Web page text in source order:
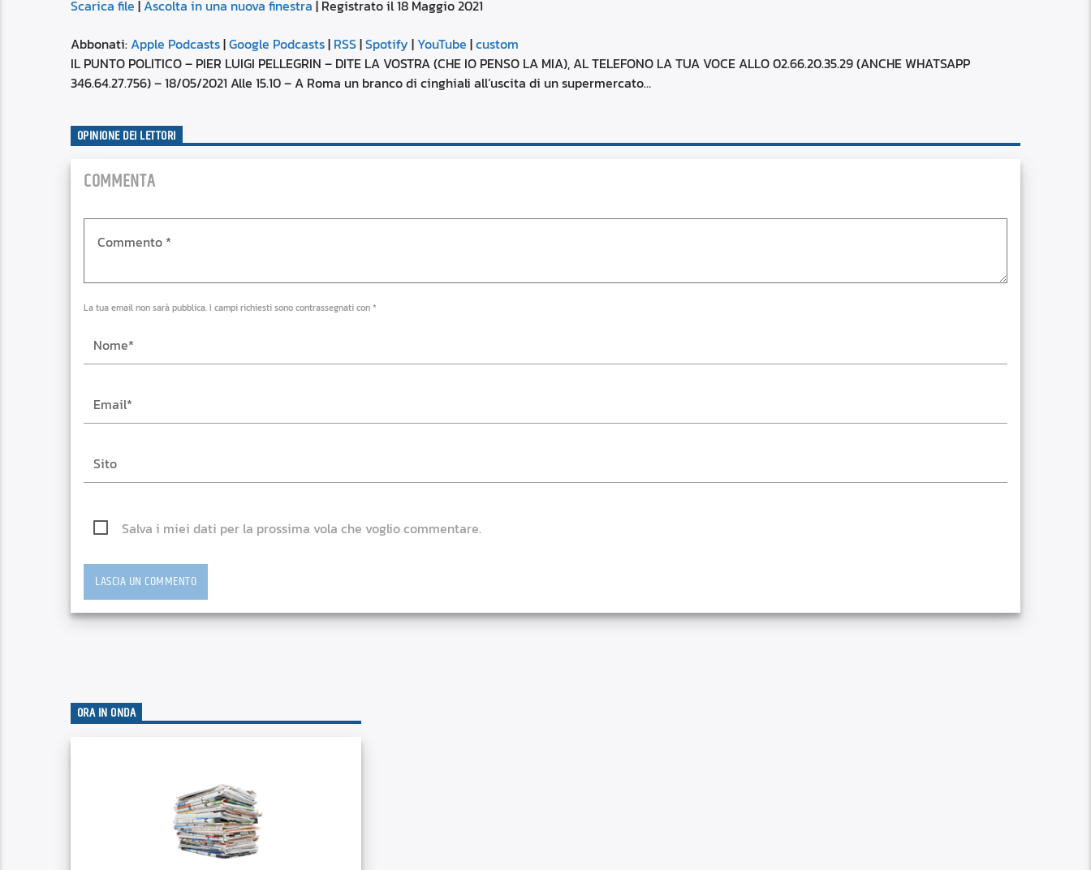
volume.
SUBSCRIBE SHARE
Spotify
LINK
EMBED
Scarica file |Ascolta in una nuova finestra | Registrato il 18 Maggio 2021
Abbonati:Apple Podcasts|Google Podcasts| RSS|Spotify | YouTube |custom
IL PUNTO POLITICO – PIER LUIGI PELLEGRIN – DITE LA VOSTRA (CHE IO PENSO LA MIA), AL TELEFONO LA TUA VOCE ALLO 02.66.20.35.29 (ANCHE WHATSAPP
346.64.27.756) – 18/05/2021 Alle 15.10 – A Roma un branco di cinghiali all’uscita di un supermercato…
OPINIONE DEI LETTORI
COMMENTA
La tua email non sarà pubblica. I campi richiesti sono contrassegnati con *
Salva i miei dati per la prossima vola che voglio commentare.
ORA IN ONDA